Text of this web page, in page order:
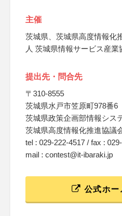
主催
茨城県、茨城県高度情報化
人 茨城県情報サービス産業
提出先・問合先
〒310-8555
茨城県水戸市笠原町978番6
茨城県政策企画部情報シス
茨城県高度情報化推進協議
tel : 029-222-4517 / fax :
mail : contest@it-ibaraki.jp
公式ホー